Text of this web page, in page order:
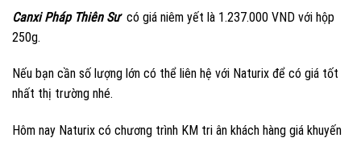
Canxi Pháp Thiên Sư có giá niêm yết là 1.237.000 VND với hộp
250g.
Nếu bạn cần số lượng lớn có thể liên hệ với Naturix để có giá tốt
nhất thị trường nhé.
Hôm nay Naturix có chương trình KM tri ân khách hàng giá khuyến